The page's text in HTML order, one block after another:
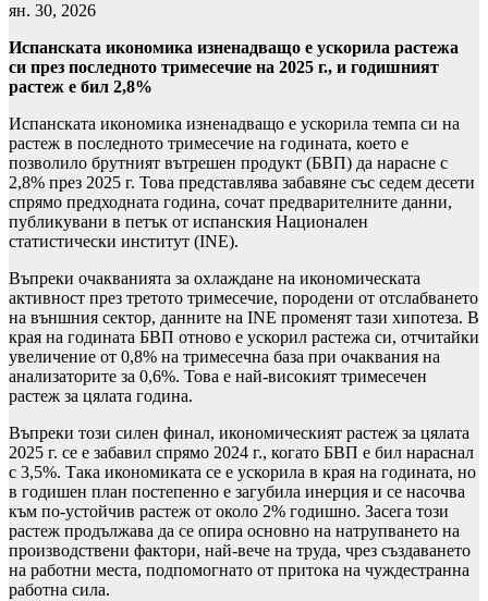
ян. 30, 2026
Испанската икономика изненадващо е ускорила растежа
си през последното тримесечие на 2025 г., и годишният
растеж е бил 2,8%
Испанската икономика изненадващо е ускорила темпа си на
растеж в последното тримесечие на годината, което е
позволило брутният вътрешен продукт (БВП) да нарасне с
2,8% през 2025 г. Това представлява забавяне със седем десети
спрямо предходната година, сочат предварителните данни,
публикувани в петък от испанския Национален
статистически институт (INE).
Въпреки очакванията за охлаждане на икономическата
активност през третото тримесечие, породени от отслабването
на външния сектор, данните на INE променят тази хипотеза. В
края на годината БВП отново е ускорил растежа си, отчитайки
увеличение от 0,8% на тримесечна база при очаквания на
анализаторите за 0,6%. Това е най-високият тримесечен
растеж за цялата година.
Въпреки този силен финал, икономическият растеж за цялата
2025 г. се е забавил спрямо 2024 г., когато БВП е бил нараснал
с 3,5%. Така икономиката се е ускорила в края на годината, но
в годишен план постепенно е загубила инерция и се насочва
към по-устойчив растеж от около 2% годишно. Засега този
растеж продължава да се опира основно на натрупването на
производствени фактори, най-вече на труда, чрез създаването
на работни места, подпомогнато от притока на чуждестранна
работна сила.